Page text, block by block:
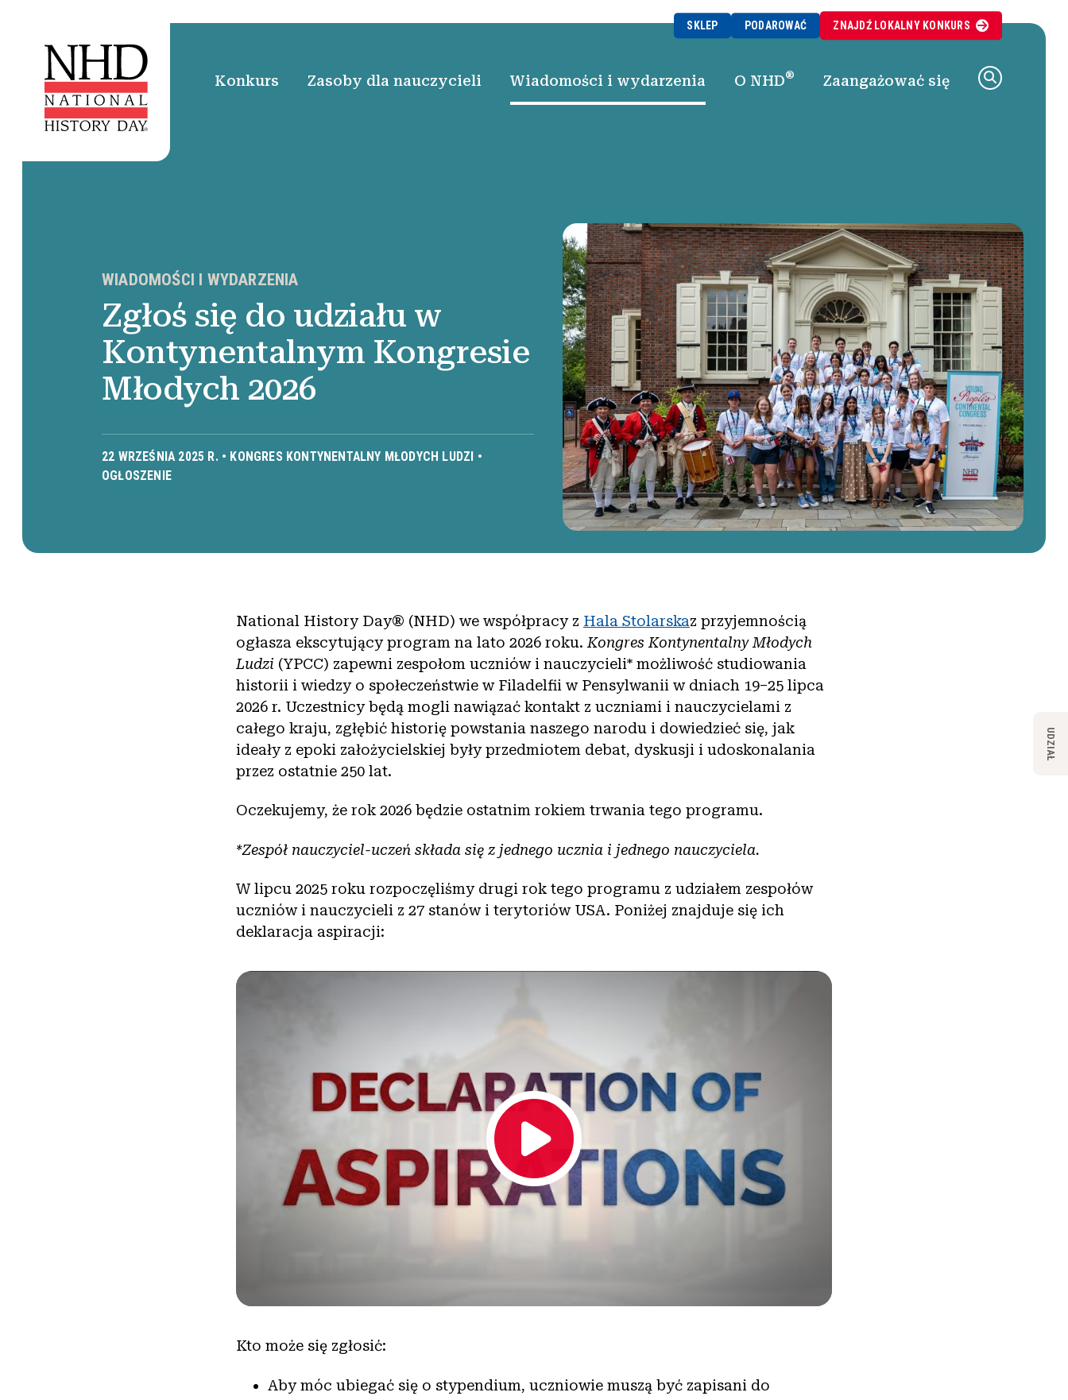
SKLEP PODAROWAĆ ZNAJDŹ LOKALNYKONKURS
Konkurs Zasoby dla nauczycieli Wiadomości i wydarzenia O NHD® Zaangażować się
WIADOMOŚCI I WYDARZENIA
Zgłoś się do udziału w
Kontynentalnym Kongresie
Młodych 2026
22 WRZEŚNIA 2025 R. • KONGRES KONTYNENTALNY MŁODYCH LUDZI •
OGŁOSZENIE
National History Day® (NHD) we współpracy z Hala Stolarskaz przyjemnością
ogłasza ekscytujący program na lato 2026 roku. Kongres Kontynentalny Młodych
Ludzi (YPCC) zapewni zespołom uczniów i nauczycieli* możliwość studiowania
historii i wiedzy o społeczeństwie w Filadelfii w Pensylwanii w dniach 19–25 lipca
2026 r. Uczestnicy będą mogli nawiązać kontakt z uczniami i nauczycielami z
całego kraju, zgłębić historię powstania naszego narodu i dowiedzieć się, jak
ideały z epoki założycielskiej były przedmiotem debat, dyskusji i udoskonalania
przez ostatnie 250 lat.
Oczekujemy, że rok 2026 będzie ostatnim rokiem trwania tego programu.
*Zespół nauczyciel-uczeń składa się z jednego ucznia i jednego nauczyciela.
W lipcu 2025 roku rozpoczęliśmy drugi rok tego programu z udziałem zespołów
uczniów i nauczycieli z 27 stanów i terytoriów USA. Poniżej znajduje się ich
deklaracja aspiracji:
Kto może się zgłosić:
Aby móc ubiegać się o stypendium, uczniowie muszą być zapisani do
UDZIAŁ